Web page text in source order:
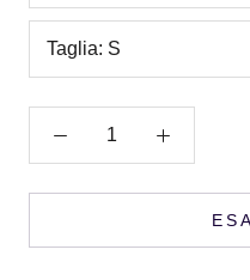
Taglia: S